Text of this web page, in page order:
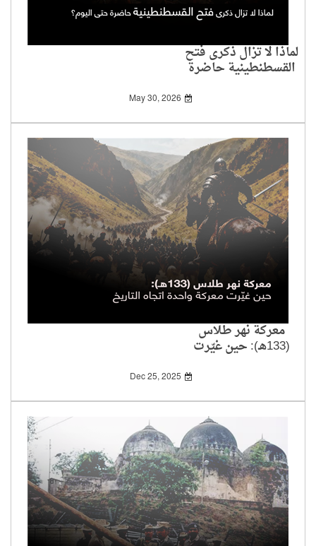
لماذا لا تزال ذكرى فتح
القسطنطينية حاضرة
May 30, 2026
معركة نهر طلاس
(133هـ): حين غيّرت
معركة واحدة اتجاه
Dec 25, 2025